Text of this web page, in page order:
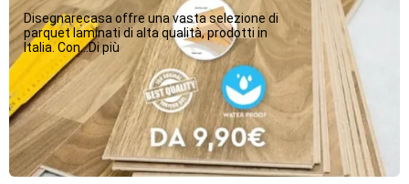
Disegnarecasa offre una vasta selezione di
parquet laminati di alta qualità, prodotti in
Italia. Con...Di più